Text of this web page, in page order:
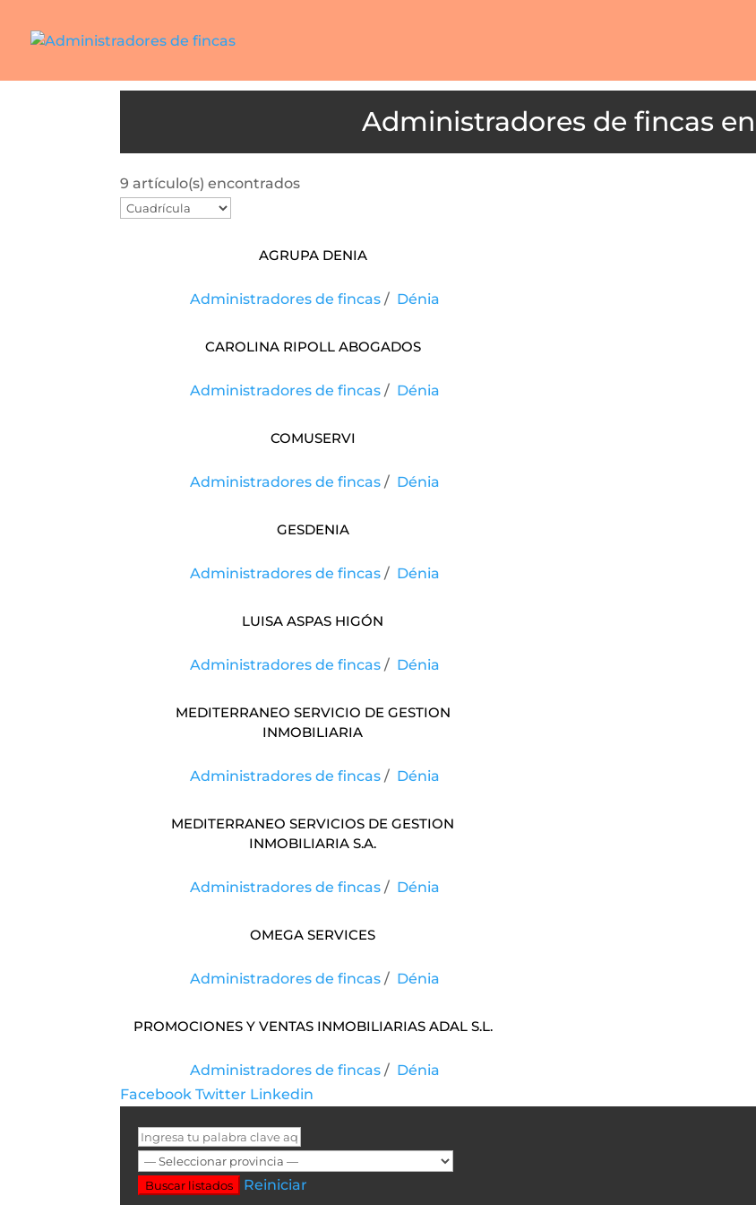
9 artículo(s) encontrados
AGRUPA DENIA
Administradores de fincas/ Dénia
Carolina Ripoll Abogados
Administradores de fincas/ Dénia
COMUSERVI
Administradores de fincas/ Dénia
Gesdenia
Administradores de fincas/ Dénia
LUISA ASPAS HIGÓN
Administradores de fincas/ Dénia
MEDITERRANEO SERVICIO DE GESTION
INMOBILIARIA
Administradores de fincas/ Dénia
MEDITERRANEO SERVICIOS DE GESTION
INMOBILIARIA S.A.
Administradores de fincas/ Dénia
OMEGA SERVICES
Administradores de fincas/ Dénia
Promociones Y Ventas Inmobiliarias Adal S.L.
Administradores de fincas/ Dénia
Facebook Twitter Linkedin
Buscar listados Reiniciar